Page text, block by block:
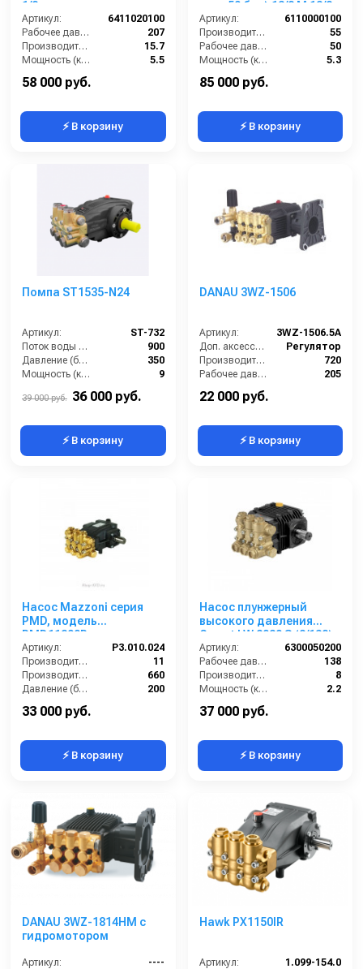
1/8 п.в.
Артикул:
6411020100
Рабочее давление (бар):
207
Производительность (л/мин):
15.7
Мощность (кВт):
5.5
58 000 руб.
⚡ В корзину
мин; 50 бар) 13/8 M 13/8
M
Артикул:
6110000100
Производительность (л/мин):
55
Рабочее давление (бар):
50
Мощность (кВт):
5.3
85 000 руб.
⚡ В корзину
Помпа ST1535-N24
Артикул:
ST-732
Поток воды (л/час):
900
Давление (бар):
350
Мощность (кВт):
9
39 000 руб. 36 000 руб.
⚡ В корзину
DANAU 3WZ-1506
Артикул:
3WZ-1506.5A
Доп. аксессуары (опция):
Регулятор
Производительность (л/ч):
720
Рабочее давление (бар):
205
22 000 руб.
⚡ В корзину
Насос Mazzoni серия
PMD, модель
PMD11200R
Артикул:
P3.010.024
Производительность (л/мин):
11
Производительность (л/ч):
660
Давление (бар):
200
Мощность (л.с.):
33 000 руб.
⚡ В корзину
Насос плунжерный
высокого давления
Comet LW 2020 S (8/138);
1450 об/мин. вал ø 24 мм
Артикул:
6300050200
Рабочее давление (бар):
138
Производительность (л/мин):
8
Мощность (кВт):
2.2
Обороты двигателя (об/мин):
37 000 руб.
⚡ В корзину
DANAU 3WZ-1814HM с
гидромотором
Артикул:
----
Hawk PX1150IR
Артикул:
1.099-154.0